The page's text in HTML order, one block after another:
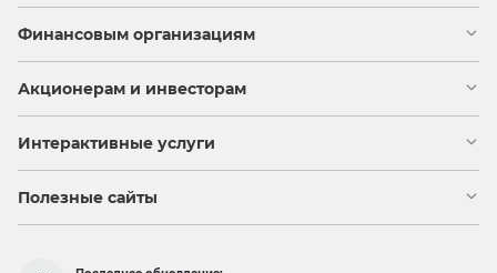
Финансовым организациям
Акционерам и инвесторам
Интерактивные услуги
Полезные сайты